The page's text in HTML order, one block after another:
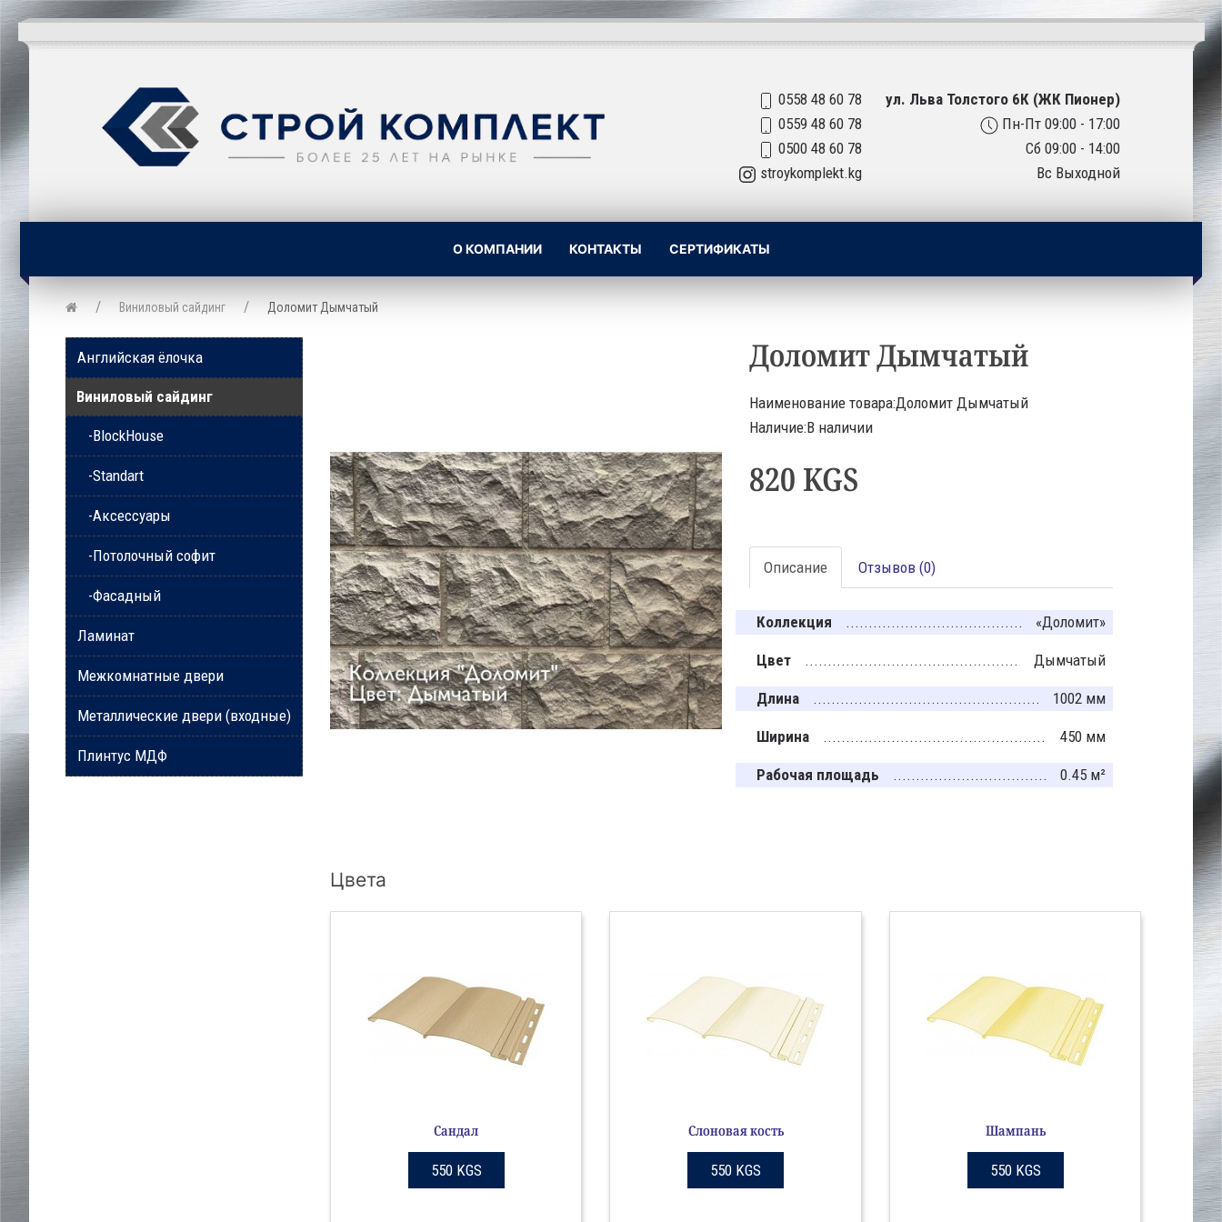
0558 48 60 78
0559 48 60 78
0500 48 60 78
stroykomplekt.kg
ул. Льва Толстого 6К (ЖК Пионер)
Пн-Пт 09:00 - 17:00
Сб 09:00 - 14:00
Вс Выходной
О КОМПАНИИ КОНТАКТЫ СЕРТИФИКАТЫ
Виниловый сайдинг Доломит Дымчатый
Английская ёлочка
Виниловый сайдинг
-BlockHouse
-Standart
-Аксессуары
-Потолочный софит
-Фасадный
Ламинат
Межкомнатные двери
Металлические двери (входные)
Плинтус МДФ
Описание Отзывов (0)
Коллекция «Доломит»
Цвет Дымчатый
Длина 1002 мм
Ширина 450 мм
Рабочая площадь 0.45 м²
Доломит Дымчатый
Наименование товара:Доломит Дымчатый
Наличие:В наличии
820 KGS
Цвета
Сандал
550 KGS
Слоновая кость
550 KGS
Шампань
550 KGS